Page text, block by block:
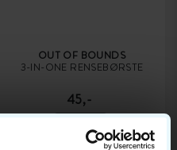
OUT OF BOUNDS
3-IN-ONE RENSEBØRSTE
45,-